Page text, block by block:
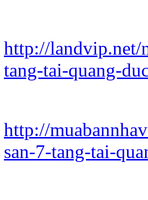
http://landvip.net/
tang-tai-quang-
http://
san-7-tang-tai-